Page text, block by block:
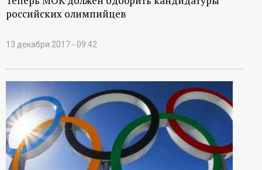
российских олимпийцев
13 декабря 2017 - 09:42